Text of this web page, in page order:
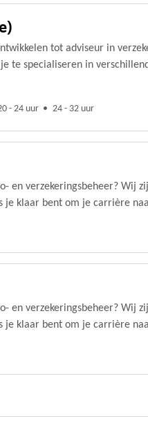
tot adviseur in
te specialiseren in
- 24 uur 24 - 32 uur
en verzekeringsbeheer? Wij
je klaar bent om je carrière
en verzekeringsbeheer? Wij
je klaar bent om je carrière